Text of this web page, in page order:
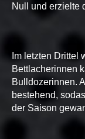
Null und erzielte
Im letzten Drittel
Bettlacherinnen
Bulldozerinnen.
bestehend,
der Saison